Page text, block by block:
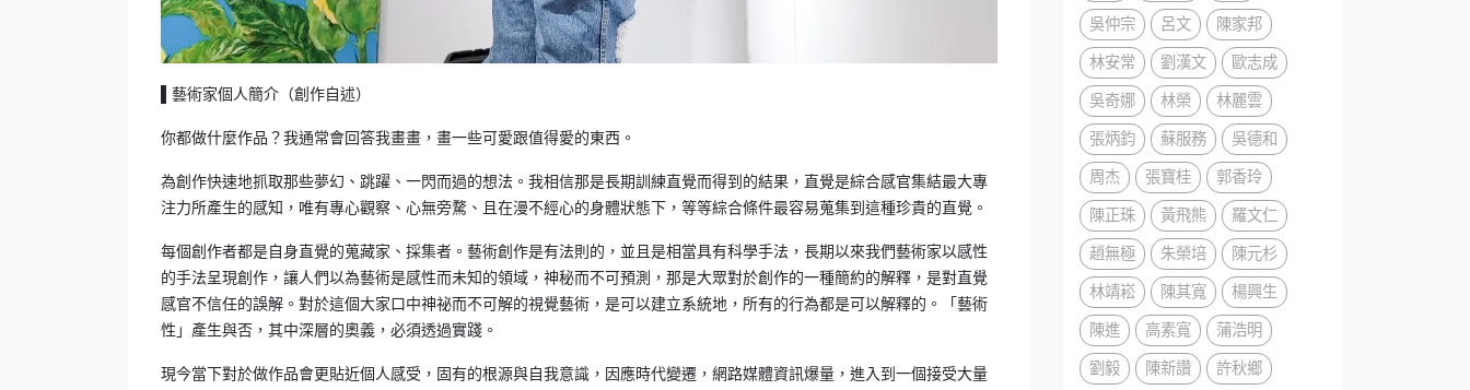
藝術家個人簡介（創作自述）
你都做什麼作品？我通常會回答我畫畫，畫一些可愛跟值得愛的東西。
為創作快速地抓取那些夢幻、跳躍、一閃而過的想法。我相信那是長期訓練直覺而得到的結果，直覺是綜合感官集結最大專
注力所產生的感知，唯有專心觀察、心無旁騖、且在漫不經心的身體狀態下，等等綜合條件最容易蒐集到這種珍貴的直覺。
每個創作者都是自身直覺的蒐藏家、採集者。藝術創作是有法則的，並且是相當具有科學手法，長期以來我們藝術家以感性
的手法呈現創作，讓人們以為藝術是感性而未知的領域，神秘而不可預測，那是大眾對於創作的一種簡約的解釋，是對直覺
感官不信任的誤解。對於這個大家口中神祕而不可解的視覺藝術，是可以建立系統地，所有的行為都是可以解釋的。「藝術
性」產生與否，其中深層的奧義，必須透過實踐。
現今當下對於做作品會更貼近個人感受，固有的根源與自我意識，因應時代變遷，網路媒體資訊爆量，進入到一個接受大量
吳仲宗
呂文
陳家邦
林安常
劉漢文
歐志成
吳奇娜
林榮
林麗雲
張炳鈞
蘇服務
吳德和
周杰
張寶桂
郭香玲
陳正珠
黃飛熊
羅文仁
趙無極
朱榮培
陳元杉
林靖崧
陳其寬
楊興生
陳進
高素寬
蒲浩明
劉毅
陳新讚
許秋鄉